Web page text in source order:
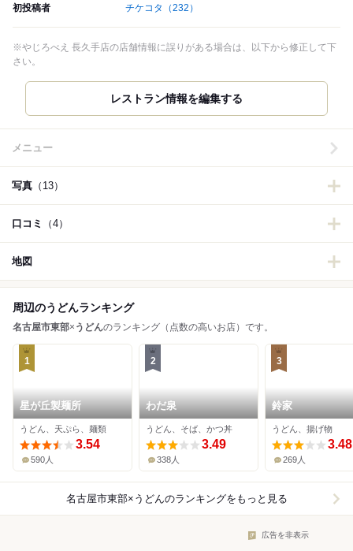
初投稿者 チケコタ （232）
※やじろべえ 長久手店の店舗情報に誤りがある場合は、以下から修正して下
さい。
レストラン情報を編集する
メニュー
写真 （13）
口コミ （4）
地図
周辺のうどんランキング
名古屋市東部× うどんのランキング（点数の高いお店）です。
1
星が丘製麺所
うどん、天ぷら、麺類
3.54
590人
2
わだ泉
うどん、そば、かつ丼
3.49
338人
3
鈴家
うどん、揚げ物
3.48
269人
名古屋市東部×うどんのランキングをもっと見る
広告を非表示